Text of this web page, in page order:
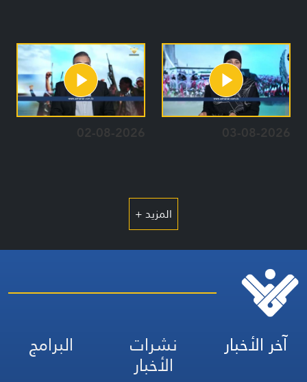
03-08-2026
02-08-2026
المزيد +
آخر الأخبار نشرات
الأخبار
البرامج